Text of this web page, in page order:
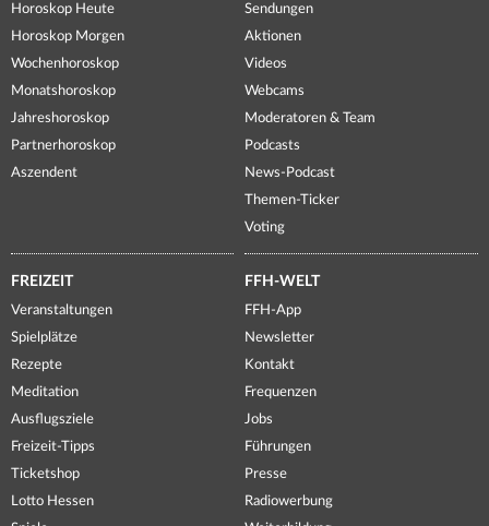
Horoskop Heute
Horoskop Morgen
Wochenhoroskop
Monatshoroskop
Jahreshoroskop
Partnerhoroskop
Aszendent
Sendungen
Aktionen
Videos
Webcams
Moderatoren & Team
Podcasts
News-Podcast
Themen-Ticker
Voting
FREIZEIT
Veranstaltungen
Spielplätze
Rezepte
Meditation
Ausflugsziele
Freizeit-Tipps
Ticketshop
Lotto Hessen
FFH-WELT
FFH-App
Newsletter
Kontakt
Frequenzen
Jobs
Führungen
Presse
Radiowerbung